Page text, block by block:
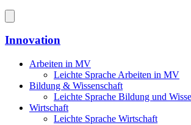
Innovation
Arbeiten in MV
Leichte Sprache Arbeiten in MV
Bildung & Wissenschaft
Leichte Sprache Bildung und
Wirtschaft
Leichte Sprache Wirtschaft